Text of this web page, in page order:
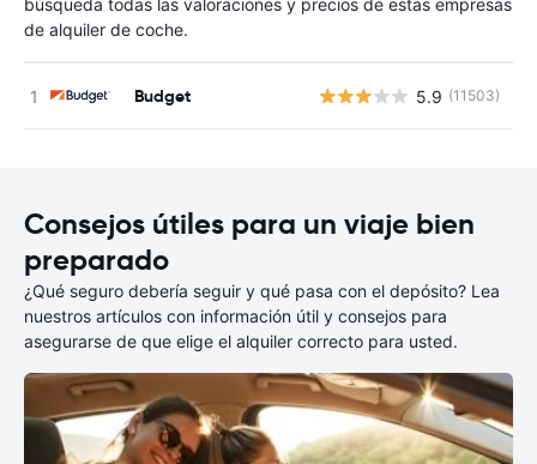
búsqueda todas las valoraciones y precios de estas empresas
de alquiler de coche.
Budget 5.9 (11503)
Consejos útiles para un viaje bien
preparado
¿Qué seguro debería seguir y qué pasa con el depósito? Lea
nuestros artículos con información útil y consejos para
asegurarse de que elige el alquiler correcto para usted.